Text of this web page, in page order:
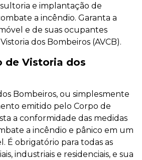
e implantação de
a incêndio. Garanta a
e de suas ocupantes
dos Bombeiros (AVCB).
de Vistoria dos
Bombeiros, ou simplesmente
emitido pelo Corpo de
a conformidade das medidas
a incêndio e pânico em um
É obrigatório para todas as
industriais e residenciais, e sua